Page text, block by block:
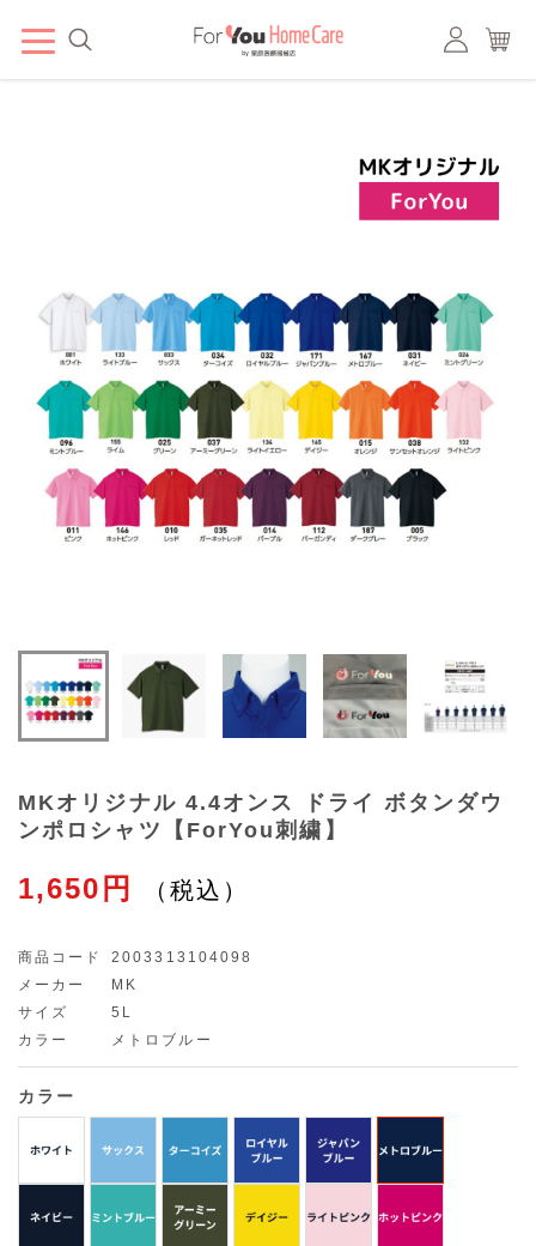
MKオリジナル 4.4オンス ドライ ボタンダウ
ンポロシャツ【ForYou刺繍】
1,650円
商品コード
2003313104098
メーカー
MK
サイズ
5L
カラー
メトロブルー
カラー